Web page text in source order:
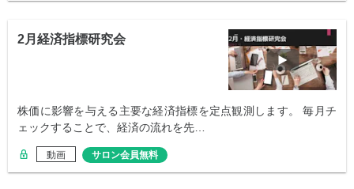
2月経済指標研究会
株価に影響を与える主要な経済指標を定点観測します。 毎月チ
ェックすることで、経済の流れを先…
動画 サロン会員無料